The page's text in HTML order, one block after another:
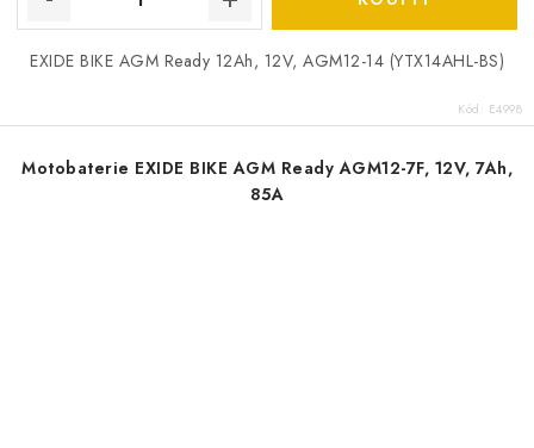
EXIDE BIKE AGM Ready 12Ah, 12V, AGM12-14 (YTX14AHL-BS)
Kód: E4998
Motobaterie EXIDE BIKE AGM Ready AGM12-7F, 12V, 7Ah,
85A